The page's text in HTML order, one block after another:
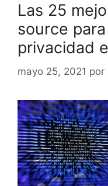
Las 25
source
privacidad
mayo 25, 2021 por